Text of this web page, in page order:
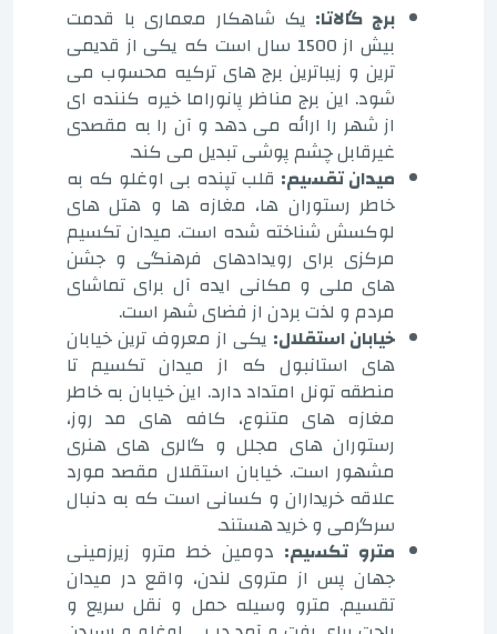
برج گالاتا: یک شاهکار معماری با قدمت
بیش از 1500 سال است که یکی از قدیمی
ترین و زیباترین برج های ترکیه محسوب می
شود. این برج مناظر پانوراما خیره کننده ای
از شهر را ارائه می دهد و آن را به مقصدی
غیرقابل چشم پوشی تبدیل می کند.
میدان تقسیم: قلب تپنده بی اوغلو که به
خاطر رستوران ها، مغازه ها و هتل های
لوکسش شناخته شده است. میدان تکسیم
مرکزی برای رویدادهای فرهنگی و جشن
های ملی و مکانی ایده آل برای تماشای
مردم و لذت بردن از فضای شهر است.
خیابان استقلال: یکی از معروف ترین خیابان
های استانبول که از میدان تکسیم تا
منطقه تونل امتداد دارد. این خیابان به خاطر
مغازه های متنوع، کافه های مد روز،
رستوران های مجلل و گالری های هنری
مشهور است. خیابان استقلال مقصد مورد
علاقه خریداران و کسانی است که به دنبال
سرگرمی و خرید هستند.
مترو تکسیم: دومین خط مترو زیرزمینی
جهان پس از متروی لندن، واقع در میدان
تقسیم. مترو وسیله حمل و نقل سریع و